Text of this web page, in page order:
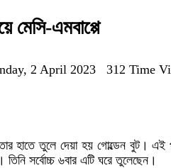
মেসি-এমবাপ্পে
2 April 2023 312 Time
হাতে তুলে দেয়া হয় গোল্ডেন বুট।
তিনি সর্বোচ্চ ৬বার এটি ঘরে তুলেছেন।